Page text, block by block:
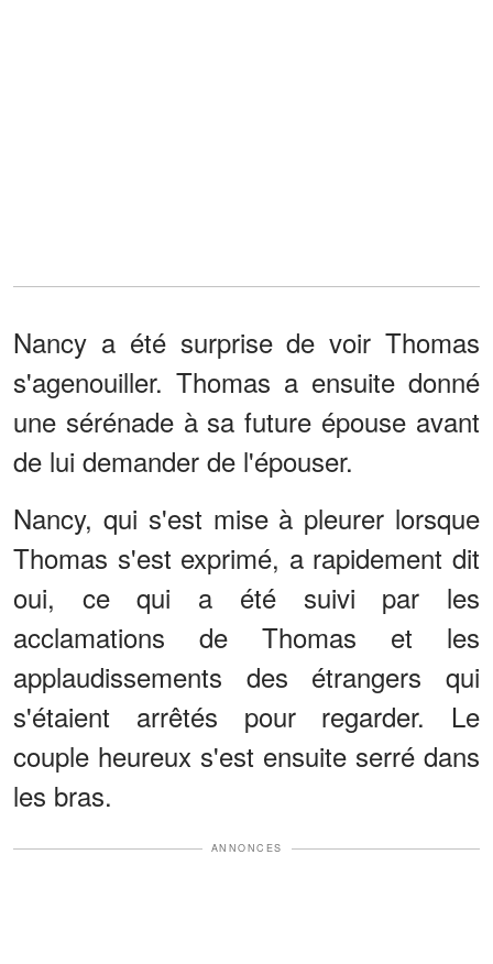
Nancy a été surprise de voir Thomas
s'agenouiller. Thomas a ensuite donné
une sérénade à sa future épouse avant
de lui demander de l'épouser.
Nancy, qui s'est mise à pleurer lorsque
Thomas s'est exprimé, a rapidement dit
oui, ce qui a été suivi par les
acclamations de Thomas et les
applaudissements des étrangers qui
s'étaient arrêtés pour regarder. Le
couple heureux s'est ensuite serré dans
les bras.
ANNONCES